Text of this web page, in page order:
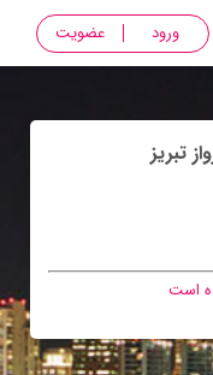
ورود عضویت
تبريز
است